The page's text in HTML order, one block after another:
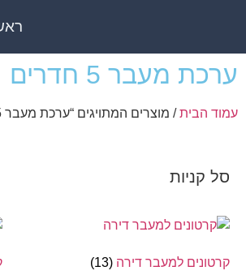
ערכת מעבר 5 חדרים
עמוד הבית/ מוצרים המתויגים “ערכת מעבר 5 חדרים”
סל קניות
קרטונים למעבר דירה (13)